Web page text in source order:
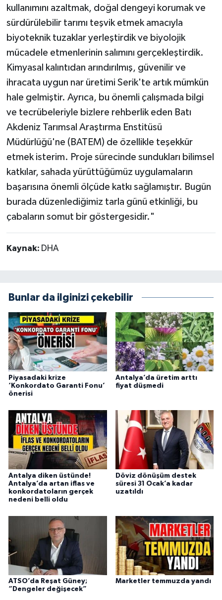
kullanımını azaltmak, doğal dengeyi korumak ve
sürdürülebilir tarımı teşvik etmek amacıyla
biyoteknik tuzaklar yerleştirdik ve biyolojik
mücadele etmenlerinin salımını gerçekleştirdik.
Kimyasal kalıntıdan arındırılmış, güvenilir ve
ihracata uygun nar üretimi Serik'te artık mümkün
hale gelmiştir. Ayrıca, bu önemli çalışmada bilgi
ve tecrübeleriyle bizlere rehberlik eden Batı
Akdeniz Tarımsal Araştırma Enstitüsü
Müdürlüğü'ne (BATEM) de özellikle teşekkür
etmek isterim. Proje sürecinde sundukları bilimsel
katkılar, sahada yürüttüğümüz uygulamaların
başarısına önemli ölçüde katkı sağlamıştır. Bugün
burada düzenlediğimiz tarla günü etkinliği, bu
çabaların somut bir göstergesidir."
Kaynak: DHA
Bunlar da ilginizi çekebilir
Piyasadaki krize
‘Konkordato Garanti Fonu’
önerisi
Antalya’da üretim arttı
fiyat düşmedi
Antalya diken üstünde!
Antalya’da artan iflas ve
konkordatoların gerçek
nedeni belli oldu
Döviz dönüşüm destek
süresi 31 Ocak’a kadar
uzatıldı
ATSO’da Reşat Güney;
“Dengeler değişecek”
Marketler temmuzda yandı